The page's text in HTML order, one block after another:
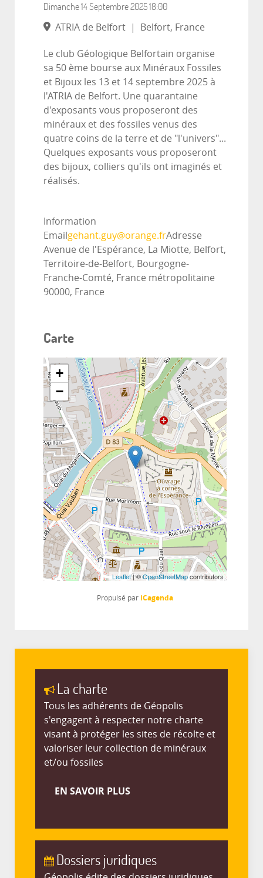
Dimanche 14 Septembre 202518:00
ATRIA de Belfort | Belfort, France
Le club Géologique Belfortain organise
sa 50 ème bourse aux Minéraux Fossiles
et Bijoux les 13 et 14 septembre 2025 à
l'ATRIA de Belfort. Une quarantaine
d'exposants vous proposeront des
minéraux et des fossiles venus des
quatre coins de la terre et de "l'univers"...
Quelques exposants vous proposeront
des bijoux, colliers qu'ils ont imaginés et
réalisés.
Information
Emailgehant.guy@orange.frAdresse
Avenue de l'Espérance, La Miotte, Belfort,
Territoire-de-Belfort, Bourgogne-
Franche-Comté, France métropolitaine
90000, France
Carte
+
−
Leaflet| ©OpenStreetMapcontributors
Propulsé par iCagenda
La charte
Tous les adhérents de Géopolis
s'engagent à respecter notre charte
visant à protéger les sites de récolte et
valoriser leur collection de minéraux
et/ou fossiles
EN SAVOIR PLUS
Dossiers juridiques